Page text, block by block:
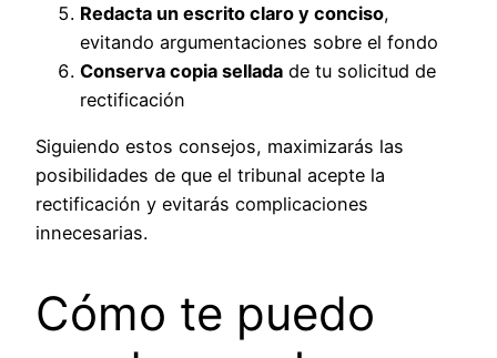
Redacta un escrito claro y conciso,
evitando argumentaciones sobre el fondo
Conserva copia sellada de tu solicitud de
rectificación
Siguiendo estos consejos, maximizarás las
posibilidades de que el tribunal acepte la
rectificación y evitarás complicaciones
innecesarias.
Cómo te puedo